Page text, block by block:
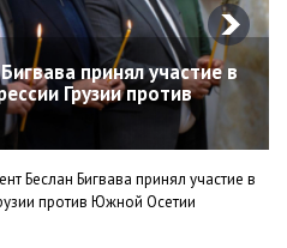
принял участие в
Грузии против
Беслан Бигвава принял участие в
против Южной Осетии